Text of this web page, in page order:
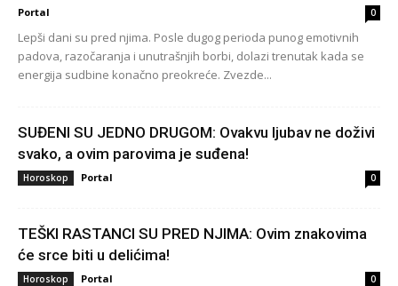
Portal 0
Lepši dani su pred njima. Posle dugog perioda punog emotivnih
padova, razočaranja i unutrašnjih borbi, dolazi trenutak kada se
energija sudbine konačno preokreće. Zvezde...
SUĐENI SU JEDNO DRUGOM: Ovakvu ljubav ne doživi
svako, a ovim parovima je suđena!
Horoskop Portal 0
TEŠKI RASTANCI SU PRED NJIMA: Ovim znakovima
će srce biti u delićima!
Horoskop Portal 0